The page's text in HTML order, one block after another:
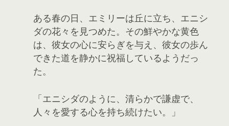
ある春の日、エミリーは丘に立ち、エニシ
ダの花々を見つめた。その鮮やかな黄色
は、彼女の心に安らぎを与え、彼女の歩ん
できた道を静かに祝福しているようだっ
た。
「エニシダのように、清らかで謙虚で、
人々を愛する心を持ち続けたい。」